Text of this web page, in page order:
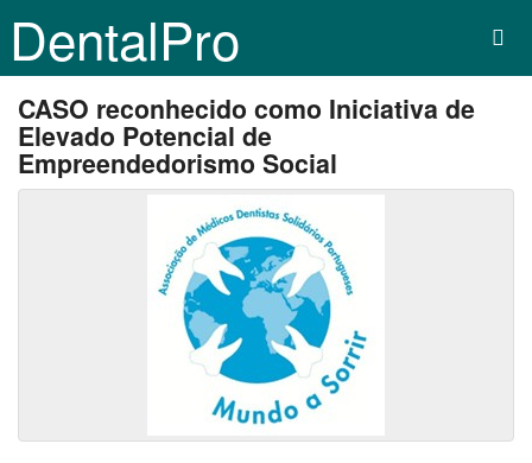
DentalPro
CASO reconhecido como Iniciativa de
Elevado Potencial de
Empreendedorismo Social